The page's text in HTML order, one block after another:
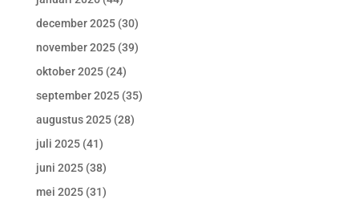
december 2025(30)
november 2025(39)
oktober 2025(24)
september 2025(35)
augustus 2025(28)
juli 2025(41)
juni 2025(38)
mei 2025(31)